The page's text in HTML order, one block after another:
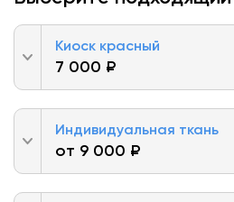
Киоск красный
7 000 ₽
Индивидуальная ткань
от 9 000 ₽